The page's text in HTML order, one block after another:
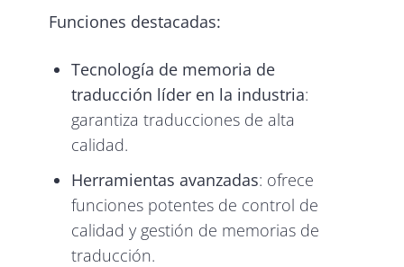
Funciones destacadas:
Tecnología de memoria de
traducción líder en la industria:
garantiza traducciones de alta
calidad.
Herramientas avanzadas: ofrece
funciones potentes de control de
calidad y gestión de memorias de
traducción.